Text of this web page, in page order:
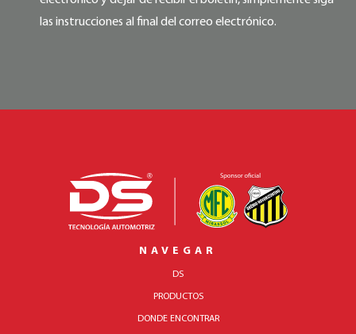
las instrucciones al final del correo electrónico.
NAVEGAR
DS
PRODUCTOS
DONDE ENCONTRAR